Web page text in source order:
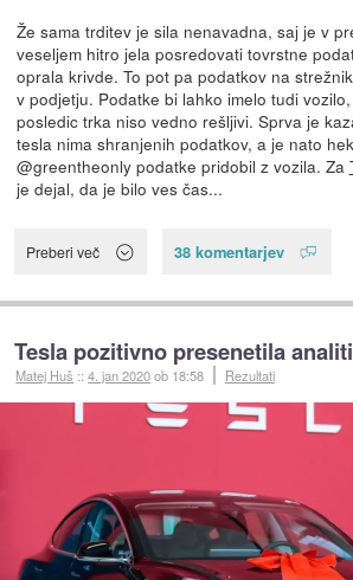
Že sama trditev je sila nenavadna, saj je v
veseljem hitro jela posredovati tovrstne
oprala krivde. To pot pa podatkov na
v podjetju. Podatke bi lahko imelo tudi
posledic trka niso vedno rešljivi. Sprva je
tesla nima shranjenih podatkov, a je nato
@greentheonly podatke pridobil z vozila. Za
je dejal, da je bilo ves čas...
Preberi več 38 komentarjev
Tesla pozitivno presenetila
Matej Huš ::4. jan 2020ob 18:58 Rezultati